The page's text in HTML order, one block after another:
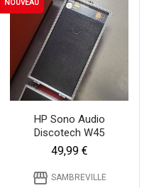
HP Sono Audio
Discotech W45
49,99 €
storefront SAMBREVILLE
NOUVEAU